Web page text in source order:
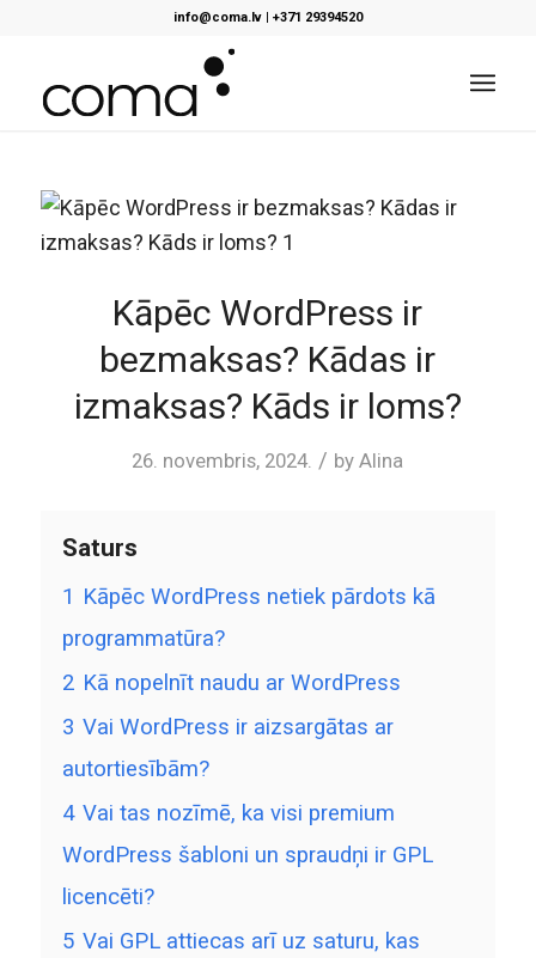
info@coma.lv| +371 29394520
Kāpēc WordPress ir
bezmaksas? Kādas ir
izmaksas? Kāds ir loms?
26. novembris, 2024. / byAlina
Saturs
1 Kāpēc WordPress netiek pārdots kā
programmatūra?
2 Kā nopelnīt naudu ar WordPress
3 Vai WordPress ir aizsargātas ar
autortiesībām?
4 Vai tas nozīmē, ka visi premium
WordPress šabloni un spraudņi ir GPL
licencēti?
5 Vai GPL attiecas arī uz saturu, kas